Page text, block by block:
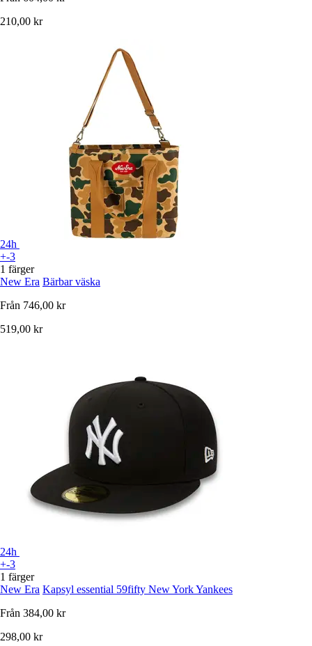
210,00 kr
24h
+-3
1 färger
New Era Bärbar väska
Från 746,00 kr
519,00 kr
24h
+-3
1 färger
New Era Kapsyl essential 59fifty New York Yankees
Från 384,00 kr
298,00 kr